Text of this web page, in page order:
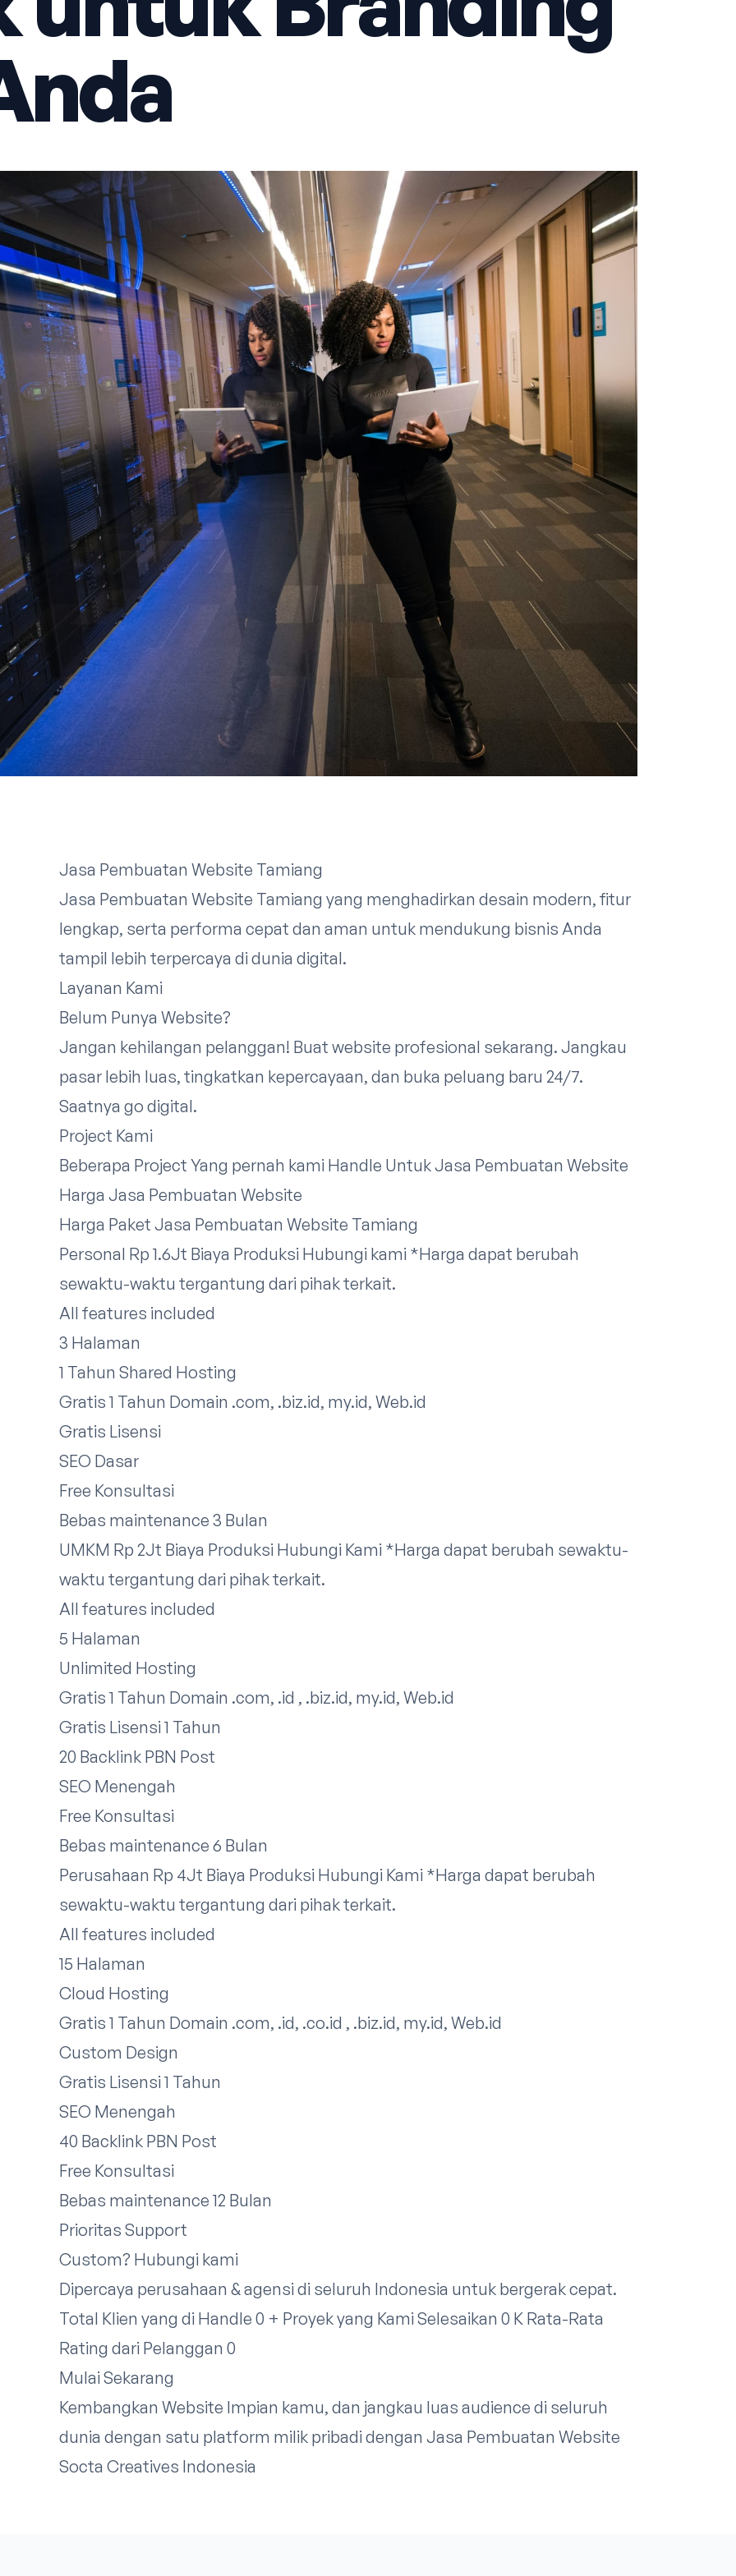
Jasa Pembuatan Website Tamiang
Jasa Pembuatan Website Tamiang yang menghadirkan desain modern, fitur
lengkap, serta performa cepat dan aman untuk mendukung bisnis Anda
tampil lebih terpercaya di dunia digital.
Layanan Kami
Belum Punya Website?
Jangan kehilangan pelanggan! Buat website profesional sekarang. Jangkau
pasar lebih luas, tingkatkan kepercayaan, dan buka peluang baru 24/7.
Saatnya go digital.
Project Kami
Beberapa Project Yang pernah kami Handle Untuk Jasa Pembuatan Website
Harga Jasa Pembuatan Website
Harga Paket Jasa Pembuatan Website Tamiang
Personal Rp 1.6Jt Biaya Produksi Hubungi kami *Harga dapat berubah
sewaktu-waktu tergantung dari pihak terkait.
All features included
3 Halaman
1 Tahun Shared Hosting
Gratis 1 Tahun Domain .com, .biz.id, my.id, Web.id
Gratis Lisensi
SEO Dasar
Free Konsultasi
Bebas maintenance 3 Bulan
UMKM Rp 2Jt Biaya Produksi Hubungi Kami *Harga dapat berubah sewaktu-
waktu tergantung dari pihak terkait.​
All features included
5 Halaman
Unlimited Hosting
Gratis 1 Tahun Domain .com, .id , .biz.id, my.id, Web.id
Gratis Lisensi 1 Tahun
20 Backlink PBN Post
SEO Menengah
Free Konsultasi
Bebas maintenance 6 Bulan
Perusahaan Rp 4Jt Biaya Produksi Hubungi Kami *Harga dapat berubah
sewaktu-waktu tergantung dari pihak terkait.​
All features included
15 Halaman
Cloud Hosting
Gratis 1 Tahun Domain .com, .id, .co.id , .biz.id, my.id, Web.id
Custom Design
Gratis Lisensi 1 Tahun
SEO Menengah
40 Backlink PBN Post
Free Konsultasi
Bebas maintenance 12 Bulan
Prioritas Support
Custom? Hubungi kami
Dipercaya perusahaan & agensi di seluruh Indonesia untuk bergerak cepat.
Total Klien yang di Handle 0 + Proyek yang Kami Selesaikan 0 K Rata-Rata
Rating dari Pelanggan 0
Mulai Sekarang
Kembangkan Website Impian kamu, dan jangkau luas audience di seluruh
dunia dengan satu platform milik pribadi dengan Jasa Pembuatan Website
Socta Creatives Indonesia